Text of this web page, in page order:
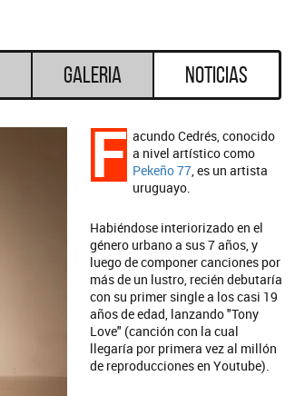
Galeria Noticias
F acundo Cedrés, conocido
a nivel artístico como
Pekeño 77, es un artista
uruguayo.
Habiéndose interiorizado en el
género urbano a sus 7 años, y
luego de componer canciones por
más de un lustro, recién debutaría
con su primer single a los casi 19
años de edad, lanzando "Tony
Love" (canción con la cual
llegaría por primera vez al millón
de reproducciones en Youtube).